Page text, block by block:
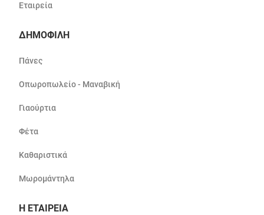
Εταιρεία
ΔΗΜΟΦΙΛΗ
Πάνες
Οπωροπωλείο - Μαναβική
Γιαούρτια
Φέτα
Καθαριστικά
Μωρομάντηλα
Η ΕΤΑΙΡΕΙΑ